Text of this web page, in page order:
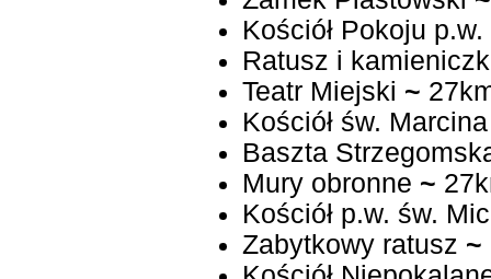
Kościół Pokoju
Ratusz i
Teatr Miejski ~
Kościół św. Marcina
Baszta
Mury obronne ~
Kościół p.w. św.
Zabytkowy ratusz ~